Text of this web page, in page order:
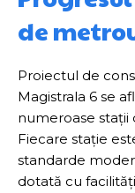
de
Proiectul de
Magistrala 6 se
numeroase stații
Fiecare stație
standarde
dotată cu